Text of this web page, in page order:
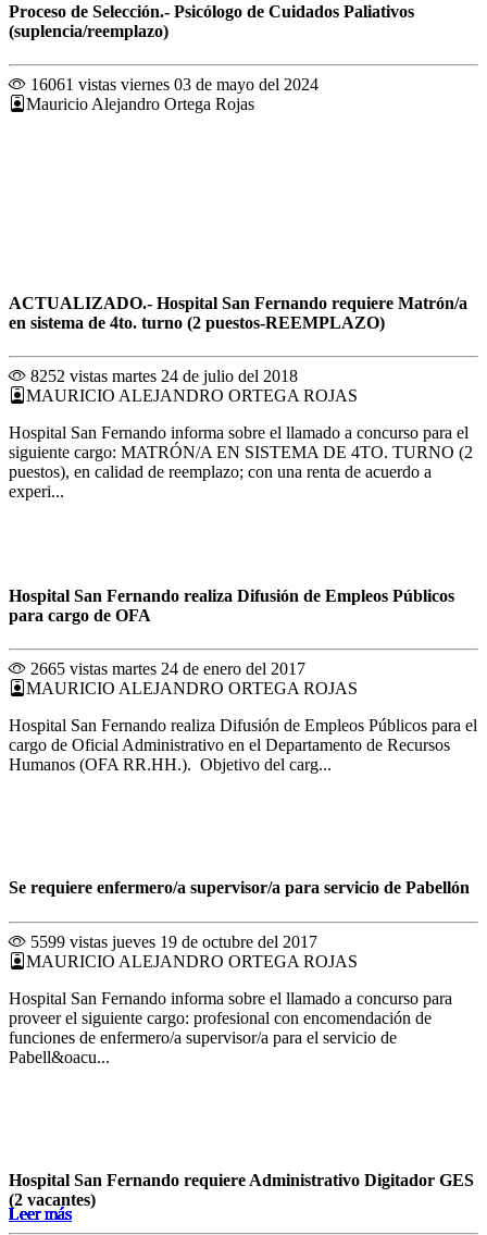
Leer más
Leer más
Leer más
Leer más
Leer más
Proceso de Selección.- Psicólogo de Cuidados Paliativos
(suplencia/reemplazo)
16061 vistas viernes 03 de mayo del 2024
Mauricio Alejandro Ortega Rojas
Leer más
ACTUALIZADO.- Hospital San Fernando requiere Matrón/a
en sistema de 4to. turno (2 puestos-REEMPLAZO)
8252 vistas martes 24 de julio del 2018
MAURICIO ALEJANDRO ORTEGA ROJAS
Hospital San Fernando informa sobre el llamado a concurso para el
siguiente cargo: MATRÓN/A EN SISTEMA DE 4TO. TURNO (2
puestos), en calidad de reemplazo; con una renta de acuerdo a
experi...
Leer más
Hospital San Fernando realiza Difusión de Empleos Públicos
para cargo de OFA
2665 vistas martes 24 de enero del 2017
MAURICIO ALEJANDRO ORTEGA ROJAS
Hospital San Fernando realiza Difusión de Empleos Públicos para el
cargo de Oficial Administrativo en el Departamento de Recursos
Humanos (OFA RR.HH.). Objetivo del carg...
Leer más
Se requiere enfermero/a supervisor/a para servicio de Pabellón
5599 vistas jueves 19 de octubre del 2017
MAURICIO ALEJANDRO ORTEGA ROJAS
Hospital San Fernando informa sobre el llamado a concurso para
proveer el siguiente cargo: profesional con encomendación de
funciones de enfermero/a supervisor/a para el servicio de
Pabell&oacu...
Leer más
Hospital San Fernando requiere Administrativo Digitador GES
(2 vacantes)
Leer más
Leer más
Leer más